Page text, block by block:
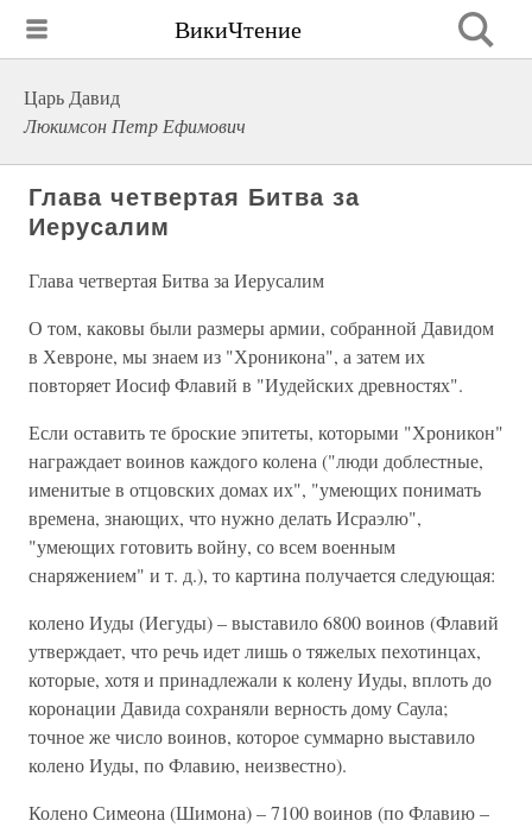
ВикиЧтение
Царь Давид
Люкимсон Петр Ефимович
Глава четвертая Битва за
Иерусалим
Глава четвертая Битва за Иерусалим
О том, каковы были размеры армии, собранной Давидом
в Хевроне, мы знаем из "Хроникона", а затем их
повторяет Иосиф Флавий в "Иудейских древностях".
Если оставить те броские эпитеты, которыми "Хроникон"
награждает воинов каждого колена ("люди доблестные,
именитые в отцовских домах их", "умеющих понимать
времена, знающих, что нужно делать Исраэлю",
"умеющих готовить войну, со всем военным
снаряжением" и т. д.), то картина получается следующая:
колено Иуды (Иегуды) – выставило 6800 воинов (Флавий
утверждает, что речь идет лишь о тяжелых пехотинцах,
которые, хотя и принадлежали к колену Иуды, вплоть до
коронации Давида сохраняли верность дому Саула;
точное же число воинов, которое суммарно выставило
колено Иуды, по Флавию, неизвестно).
Колено Симеона (Шимона) – 7100 воинов (по Флавию –